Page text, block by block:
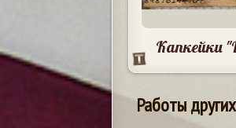
Капкейки
Работы